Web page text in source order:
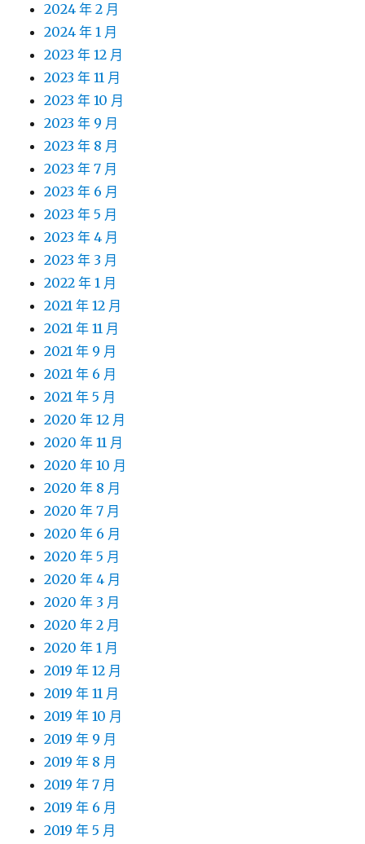
2024 年 2 月
2024 年 1 月
2023 年 12 月
2023 年 11 月
2023 年 10 月
2023 年 9 月
2023 年 8 月
2023 年 7 月
2023 年 6 月
2023 年 5 月
2023 年 4 月
2023 年 3 月
2022 年 1 月
2021 年 12 月
2021 年 11 月
2021 年 9 月
2021 年 6 月
2021 年 5 月
2020 年 12 月
2020 年 11 月
2020 年 10 月
2020 年 8 月
2020 年 7 月
2020 年 6 月
2020 年 5 月
2020 年 4 月
2020 年 3 月
2020 年 2 月
2020 年 1 月
2019 年 12 月
2019 年 11 月
2019 年 10 月
2019 年 9 月
2019 年 8 月
2019 年 7 月
2019 年 6 月
2019 年 5 月